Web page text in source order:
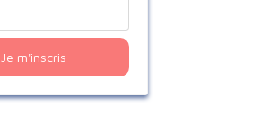
Je m'inscris